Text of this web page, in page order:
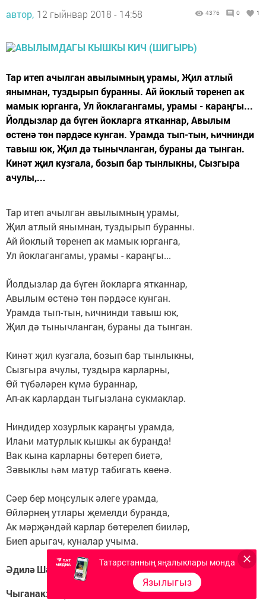
автор, 12 гыйнвар 2018 - 14:58 4376 0 1
Тар итеп ачылган авылымның урамы, Җил атлый
янымнан, туздырып буранны. Ай йоклый төренеп ак
мамык юрганга, Ул йоклагангамы, урамы - караңгы...
Йолдызлар да бүген йокларга ятканнар, Авылым
өстенә төн пәрдәсе кунган. Урамда тып-тын, һичнинди
тавыш юк, Җил дә тынычланган, бураны да тынган.
Кинәт җил кузгала, бозып бар тынлыкны, Сызгыра
ачулы,...
Тар итеп ачылган авылымның урамы,
Җил атлый янымнан, туздырып буранны.
Ай йоклый төренеп ак мамык юрганга,
Ул йоклагангамы, урамы - караңгы...
Йолдызлар да бүген йокларга ятканнар,
Авылым өстенә төн пәрдәсе кунган.
Урамда тып-тын, һичнинди тавыш юк,
Җил дә тынычланган, бураны да тынган.
Кинәт җил кузгала, бозып бар тынлыкны,
Сызгыра ачулы, туздыра карларны,
Өй түбәләрен күмә бураннар,
Ап-ак карлардан тыгызлана сукмаклар.
Ниндидер хозурлык караңгы урамда,
Илаһи матурлык кышкы ак буранда!
Вак кына карларны бөтереп биетә,
Зәвыклы һәм матур табигать көенә.
Сәер бер моңсулык әлеге урамда,
Өйләрнең утлары җемелди буранда,
Ак мәрҗәндәй карлар бөтерелеп бииләр,
Биеп арыгач, куналар учыма.
Әдилә Шәймәрданова.
Чыганак: http://vk.com/club52463116
Татарстанның яңалыклары монда
Язылыгыз